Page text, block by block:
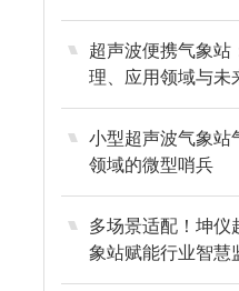
超声波便携气象站
理、应用领域与未
小型超声波气象站
领域的微型哨兵
多场景适配！坤仪
象站赋能行业智慧